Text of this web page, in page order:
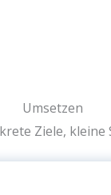
Umsetzen
Ziele,